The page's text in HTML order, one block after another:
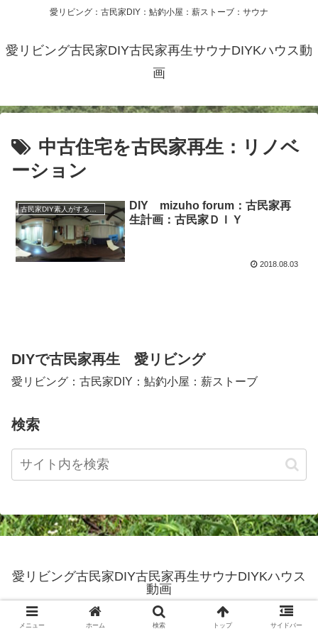
愛リビング：古民家DIY：鮎釣小屋：薪ストーブ：サウナ
愛リビング古民家DIY古民家再生サウナDIYKハウス動
画
中古住宅を古民家再生：リノベ
ーション
古民家DIY素人がするリフォーム・リノベーション住宅
DIY mizuho forum：古民家再
生計画：古民家ＤＩＹ
2018.08.03
DIYで古民家再生 愛リビング
愛リビング：古民家DIY：鮎釣小屋：薪ストーブ
検索
愛リビング古民家DIY古民家再生サウナDIYKハウス
動画
© 2016 愛リビング古民家DIY古民家再生サウナDIYKハウス動画.
メニュー ホーム 検索 トップ サイドバー